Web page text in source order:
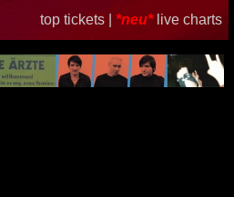
top tickets | *neu* live charts